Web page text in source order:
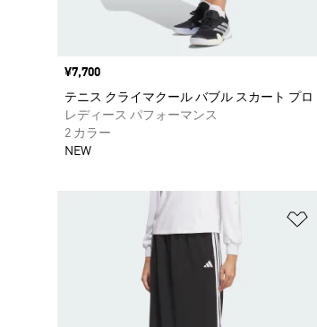
価格
¥7,700
テニス クライマクール バブル スカート プロ
レディース パフォーマンス
2 カラー
NEW